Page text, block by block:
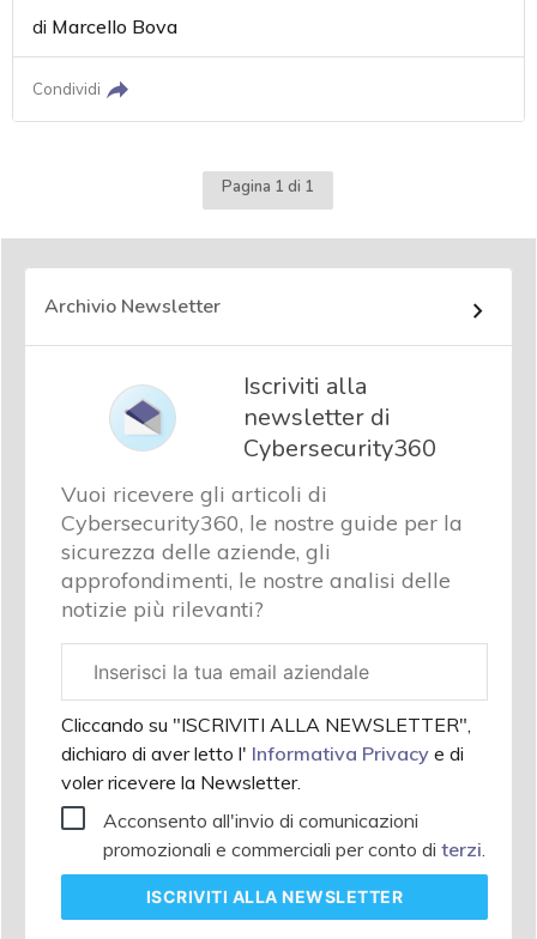
di Marcello Bova
Condividi
Pagina 1 di 1
Archivio Newsletter
Iscriviti alla
newsletter di
Cybersecurity360
Vuoi ricevere gli articoli di
Cybersecurity360, le nostre guide per la
sicurezza delle aziende, gli
approfondimenti, le nostre analisi delle
notizie più rilevanti?
aziendale
Cliccando su "ISCRIVITI ALLA NEWSLETTER",
dichiaro di aver letto l' Informativa Privacy e di
voler ricevere la Newsletter.
Acconsento all'invio di comunicazioni
promozionali e commerciali per conto di terzi.
ISCRIVITI ALLA NEWSLETTER